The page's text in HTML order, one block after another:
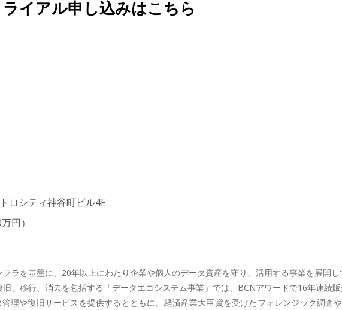
イアル申し込みはこちら
ロシティ神谷町ビル4F
円）
ラを基盤に、20年以上にわたり企業や個人のデータ資産を守り、活用する事業を展開
、移行、消去を包括する「データエコシステム事業」では、BCNアワードで16年連続
理や復旧サービスを提供するとともに、経済産業大臣賞を受けたフォレンジック調査